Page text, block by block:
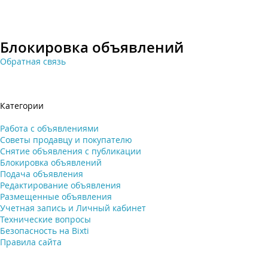
Блокировка объявлений
Обратная связь
Категории
Работа с объявлениями
Советы продавцу и покупателю
Снятие объявления с публикации
Блокировка объявлений
Подача объявления
Редактирование объявления
Размещенные объявления
Учетная запись и Личный кабинет
Технические вопросы
Безопасность на Bixti
Правила сайта